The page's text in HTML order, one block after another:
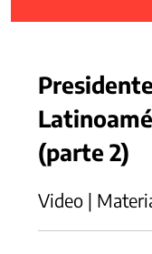
(parte 2)
Video |